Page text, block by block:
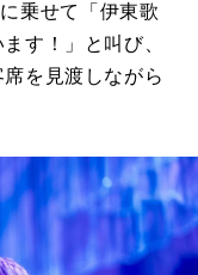
乗せて「伊東歌
す！」と叫び、
を見渡しながら